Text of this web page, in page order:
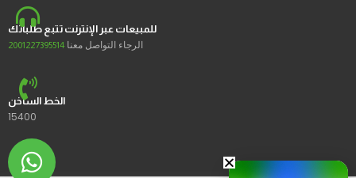
للمبيعات عبر الإنترنت تتبع طلباتك
الرجاء التواصل معنا 2001227395514
الخط الساخن
15400